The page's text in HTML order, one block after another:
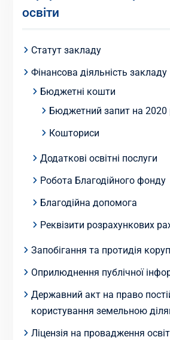
освіти
Статут закладу
Фінансова діяльність закладу
Бюджетні кошти
Бюджетний запит на 2020
Кошториси
Додаткові освітні послуги
Робота Благодійного фонду
Благодійна допомога
Реквізити розрахункових
Запобігання та протидія
Оприлюднення публічної
Державний акт на право
користування земельною
Ліцензія на провадження